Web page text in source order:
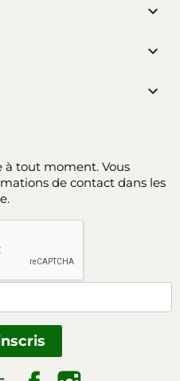



à tout moment. Vous
de contact dans les
Facebook